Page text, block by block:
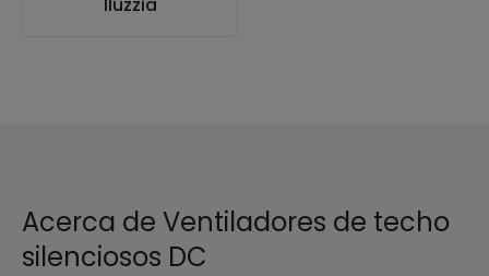
Acerca de Ventiladores de techo
silenciosos DC